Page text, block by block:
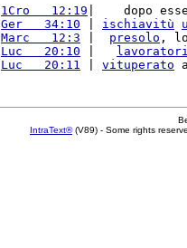
1Cro   12:19 |    dopo
Ger   34:10 ischiavitù
Marc   12:3 presolo ,
Luc   20:10 lavoratori
Luc   20:11 vituperato
IntraText®(V89) - Some rights